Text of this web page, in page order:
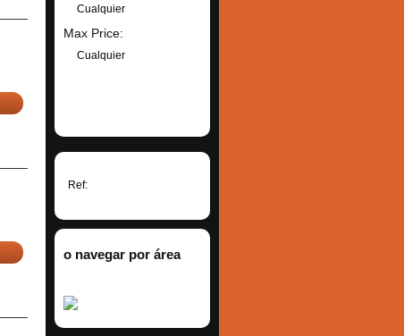
Cualquier
Max Price:
Cualquier
Ref:
o navegar por área